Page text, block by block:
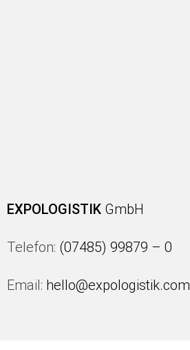
EXPOLOGISTIK GmbH
Telefon: (07485) 99879 – 0
Email: hello@expologistik.com